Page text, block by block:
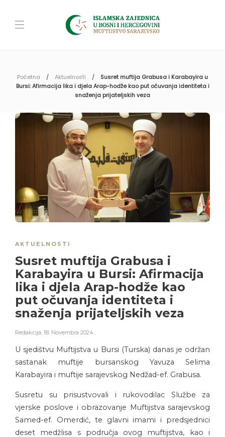
Početna Aktuelnosti
Susret muftija Grabusa i Karabayira u
Bursi: Afirmacija lika i djela Arap-hodže kao put očuvanja identiteta i
snaženja prijateljskih veza
AKTUELNOSTI
Susret muftija Grabusa i
Karabayira u Bursi: Afirmacija
lika i djela Arap-hodže kao
put očuvanja identiteta i
snaženja prijateljskih veza
Redakcija, 18. Novembra 2024.
U sjedištvu Muftijstva u Bursi (Turska) danas je održan
sastanak muftije bursanskog Yavuza Selima
Karabayira i muftije sarajevskog Nedžad-ef. Grabusa.
Susretu su prisustvovali i rukovodilac Službe za
vjerske poslove i obrazovanje Muftijstva sarajevskog
Samed-ef. Omerdić, te glavni imami i predsjednici
deset medžlisa s područja ovog muftijstva, kao i